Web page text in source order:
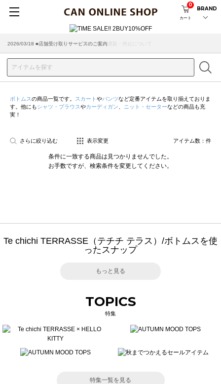
カート
0
BRAND
2026/07/29 ■【お知らせ】ヤマト運輸の配送遅延・停止について
2026/03/18 ■店舗受け取りサービスのご案内
ボトムスの商品一覧です。 スカート やパンツなど定番アイテムを取り揃えておりま
す。他にもシャツ・ブラウスやカーディガン ニット・セーターなどの商品も充
実！
さらに絞り込む 表示変更 アイテム数： 件
条件に一致する商品は見つかりませんでした。
お手数ですが、検索条件を変更してください。
Te chichi TERRASSE（テチチ テラス）/ボトムスを使
ったスナップ
もっと見る
TOPICS
特集
特集一覧を見る